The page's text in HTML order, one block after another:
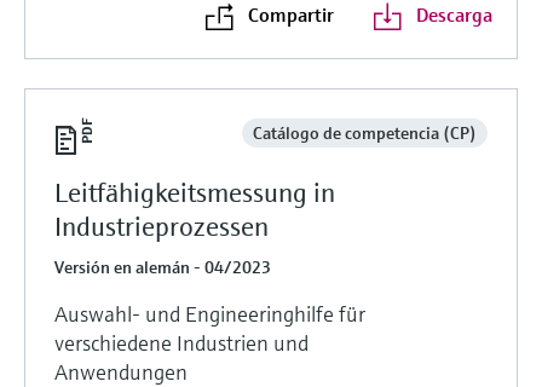
Compartir Descarga
Catálogo de competencia (CP)
Leitfähigkeitsmessung in
Industrieprozessen
Versión en alemán - 04/2023
Auswahl- und Engineeringhilfe für
verschiedene Industrien und
Anwendungen